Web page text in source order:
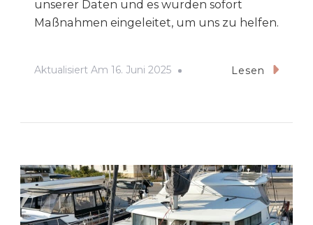
unserer Daten und es wurden sofort
Maßnahmen eingeleitet, um uns zu helfen.
Aktualisiert Am 16. Juni 2025 Lesen